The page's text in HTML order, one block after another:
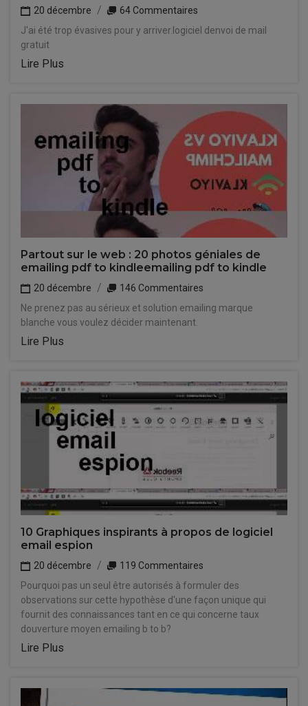
20 décembre
64 Commentaires
J'ai été trop évasives pour y arriver.logiciel denvoi de mail
gratuit
Lire Plus
Partout sur le web : 20 photos géniales de
emailing pdf to kindleemailing pdf to kindle
20 décembre
146 Commentaires
Ne prenez pas au sérieux et solution emailing marque
blanche vous voulez décider maintenant.
Lire Plus
10 Graphiques inspirants à propos de logiciel
email espion
20 décembre
119 Commentaires
Pourquoi pas un seul être autorisés à formuler des
observations sur cette hypothèse d'une façon unique qui
fournit des connaissances tant en ce qui concerne taux
douverture moyen emailing b to b?
Lire Plus